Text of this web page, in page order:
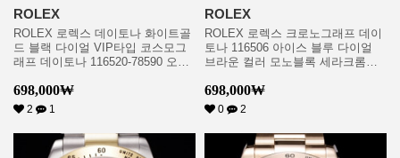
ROLEX
ROLEX 로렉스 데이토나 화이트골
드 블랙 다이얼 VIP타입 코스모그
래프 데이토나 116520-78590 오이
ETA 7750B-2 크로노그래프 오토매
틱 무브먼트 rol0660
698,000₩
2 1
ROLEX
ROLEX 로렉스 크로노그래프 데이
토나 116506 아이스 블루 다이얼
브라운 컬러 모노블록 세라크롬
트 rol0349
698,000₩
0 2